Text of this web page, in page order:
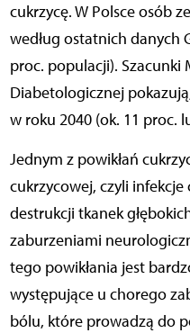
cukrzycę. W Polsce osób
według ostatnich danych
proc. populacji). Szacunki
Diabetologicznej
w roku 2040 (ok. 11 proc.
Jednym z powikłań
cukrzycowej, czyli
destrukcji tkanek
zaburzeniami
tego powikłania jest
występujące u chorego
bólu, które prowadzą do